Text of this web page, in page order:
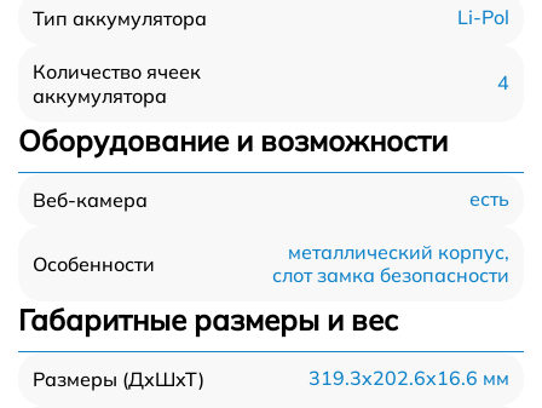
Тип аккумулятора Li-Pol
Количество ячеек
аккумулятора
4
Оборудование и возможности
Веб-камера есть
Особенности
металлический корпус,
слот замка безопасности
Габаритные размеры и вес
Размеры (ДхШхТ) 319.3x202.6x16.6 мм